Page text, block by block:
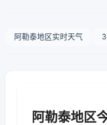
阿勒泰地区实时天气
阿勒泰地区